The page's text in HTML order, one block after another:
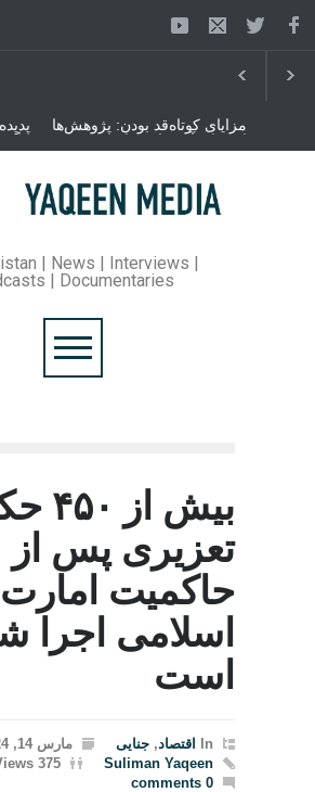
مزایای کوتاه‌قد بودن: پژوهش‌ها
از فواید آن برای سلامتی
می‌گویند
مجلس
دهد.
| News | Interviews |
| Documentaries
بیش از
تعزیری پس از
حاکمیت امارت
اسلامی اجرا
است
In اقتصاد, جنایی
مارس 14, 2024
Suliman Yaqeen
375 Views
0 comments